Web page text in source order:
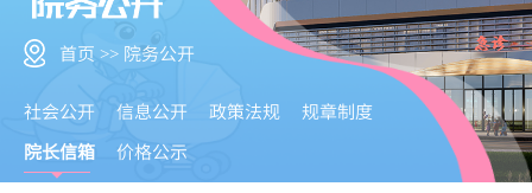
首页 >> 院务公开
社会公开 信息公开 政策法规
规章制度
院长信箱
价格公示